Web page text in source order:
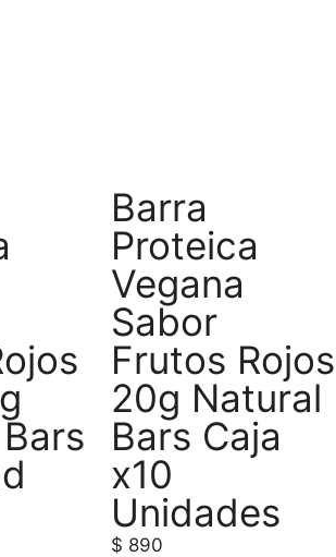
Barra
Proteica
Vegana
Sabor
Frutos Rojos
20g Natural
Bars Caja
x10
Unidades
$ 890